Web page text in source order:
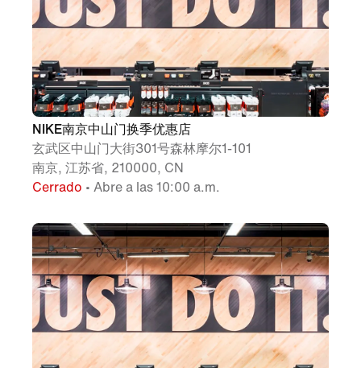
NIKE南京中山门换季优惠店
玄武区中山门大街301号森林摩尔1-101
南京, 江苏省, 210000, CN
Cerrado • Abre a las 10:00 a.m.